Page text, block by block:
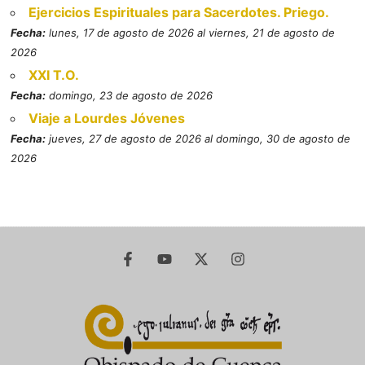
Ejercicios Espirituales para Sacerdotes. Priego.
Fecha: lunes, 17 de agosto de 2026 al viernes, 21 de agosto de
2026
XXI T.O.
Fecha: domingo, 23 de agosto de 2026
Viaje a Lourdes Jóvenes
Fecha: jueves, 27 de agosto de 2026 al domingo, 30 de agosto de
2026